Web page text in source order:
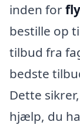
inden for
bestille op
tilbud fra
bedste
Dette
hjælp, du